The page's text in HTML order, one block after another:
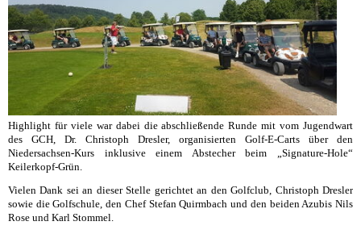
Highlight für viele war dabei die abschließende Runde mit vom Jugendwart
des GCH, Dr. Christoph Dresler, organisierten Golf-E-Carts über den
Niedersachsen-Kurs inklusive einem Abstecher beim „Signature-Hole“
Keilerkopf-Grün.
Vielen Dank sei an dieser Stelle gerichtet an den Golfclub, Christoph Dresler
sowie die Golfschule, den Chef Stefan Quirmbach und den beiden Azubis Nils
Rose und Karl Stommel.